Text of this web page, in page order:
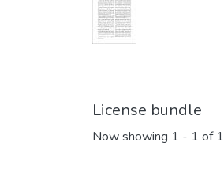
License bundle
Now showing 1 - 1 of 1